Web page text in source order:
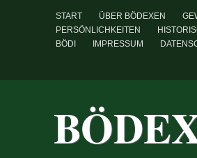
START ÜBER BÖDEXEN
PERSÖNLICHKEITEN
BÖDI
IMPRESSUM